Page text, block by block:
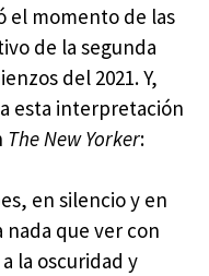
el momento de las
de la segunda
del 2021. Y,
esta interpretación
The New Yorker:
en silencio y en
que ver con
la oscuridad y